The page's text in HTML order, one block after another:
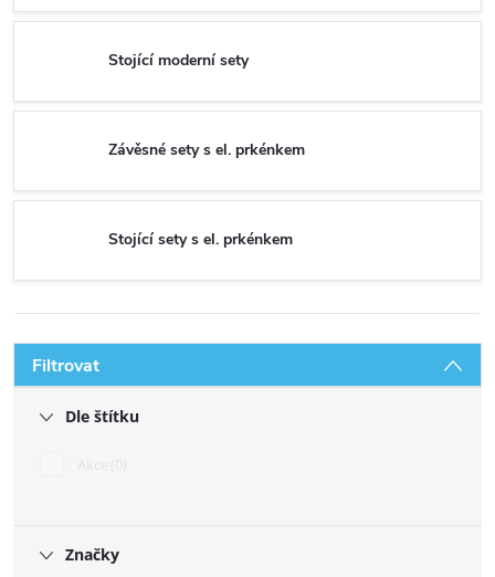
Stojící moderní sety
Závěsné sety s el. prkénkem
Stojící sety s el. prkénkem
Filtrovat
Dle štítku
Značky